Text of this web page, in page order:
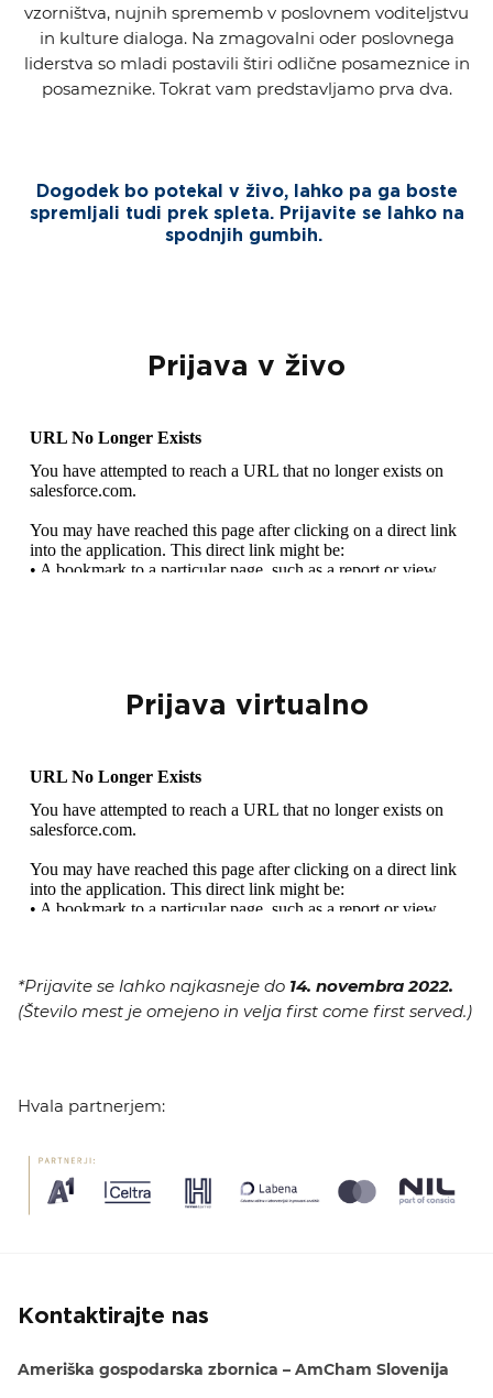
vzorništva, nujnih sprememb v poslovnem voditeljstvu
in kulture dialoga. Na zmagovalni oder poslovnega
liderstva so mladi postavili štiri odlične posameznice in
posameznike. Tokrat vam predstavljamo prva dva.
Dogodek bo potekal v živo, lahko pa ga boste
spremljali tudi prek spleta. Prijavite se lahko na
spodnjih gumbih.
Prijava v živo
Prijava virtualno
*Prijavite se lahko najkasneje do 14. novembra 2022.
(Število mest je omejeno in velja first come first served.)
Hvala partnerjem:
Kontaktirajte nas
Ameriška gospodarska zbornica – AmCham Slovenija